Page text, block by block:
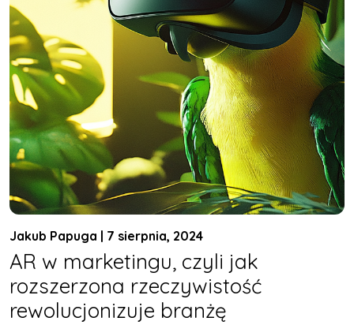
Jakub Papuga | 7 sierpnia, 2024
AR w marketingu, czyli jak
rozszerzona rzeczywistość
rewolucjonizuje branżę